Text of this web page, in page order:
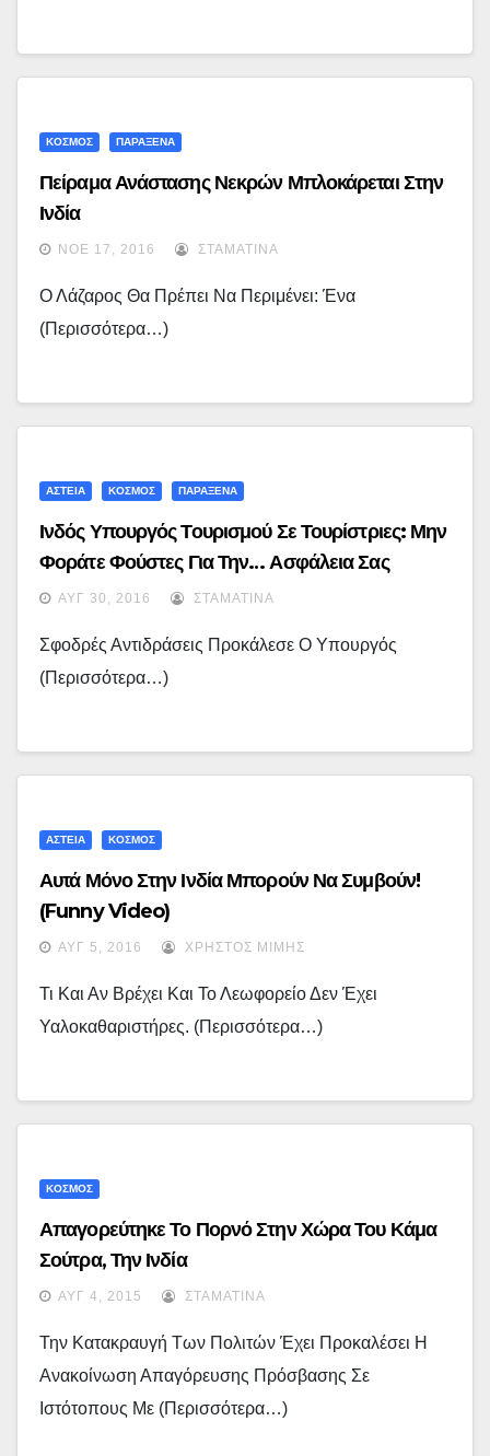
ΚΟΣΜΟΣ ΠΑΡΑΞΕΝΑ
Πείραμα Ανάστασης Νεκρών Μπλοκάρεται Στην
Ινδία
ΝΟΈ 17, 2016 ΣΤΑΜΑΤΊΝΑ
Ο Λάζαρος Θα Πρέπει Να Περιμένει: Ένα
(περισσότερα…)
ΑΣΤΕΙΑ ΚΟΣΜΟΣ ΠΑΡΑΞΕΝΑ
Ινδός Υπουργός Τουρισμού Σε Τουρίστριες: Μην
Φοράτε Φούστες Για Την… Ασφάλεια Σας
ΑΥΓ 30, 2016 ΣΤΑΜΑΤΊΝΑ
Σφοδρές Αντιδράσεις Προκάλεσε Ο Υπουργός
(περισσότερα…)
ΑΣΤΕΙΑ ΚΟΣΜΟΣ
Αυτά Μόνο Στην Ινδία Μπορούν Να Συμβούν!
(funny Video)
ΑΥΓ 5, 2016 ΧΡΉΣΤΟΣ ΜΊΜΗΣ
Τι Και Αν Βρέχει Και Το Λεωφορείο Δεν Έχει
Υαλοκαθαριστήρες. (περισσότερα…)
ΚΟΣΜΟΣ
Απαγορεύτηκε Το Πορνό Στην Χώρα Του Κάμα
Σούτρα, Την Ινδία
ΑΥΓ 4, 2015 ΣΤΑΜΑΤΊΝΑ
Την Κατακραυγή Των Πολιτών Έχει Προκαλέσει Η
Ανακοίνωση Απαγόρευσης Πρόσβασης Σε
Ιστότοπους Με (περισσότερα…)